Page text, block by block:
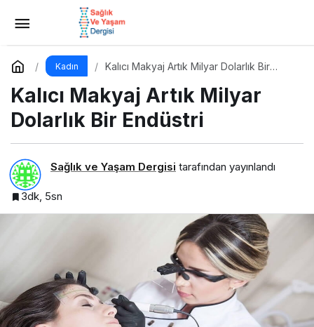
Kadın
Kalıcı Makyaj Artık Milyar Dolarlık Bir
Kalıcı Makyaj Artık Milyar
Dolarlık Bir Endüstri
Sağlık ve Yaşam Dergisi tarafından yayınlandı
3dk, 5sn
FLORMAR’DAN YENİ LATTE ADDICTION
KOLEKSİYONU: Kahvenin sıcak tonlarıyla makyaj
rutinine doğal bir sıcaklık kat!
Yorum Yap